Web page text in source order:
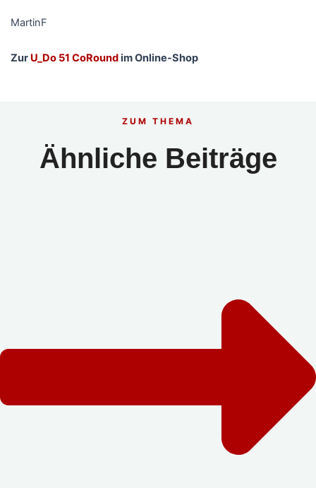
MartinF
Zur U_Do 51 CoRoundim Online-Shop
ZUM THEMA
Ähnliche Beiträge